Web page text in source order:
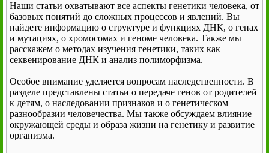
Наши статьи охватывают все аспекты генетики человека, от
базовых понятий до сложных процессов и явлений. Вы
найдете информацию о структуре и функциях ДНК, о генах
и мутациях, о хромосомах и геноме человека. Также мы
расскажем о методах изучения генетики, таких как
секвенирование ДНК и анализ полиморфизма.
Особое внимание уделяется вопросам наследственности. В
разделе представлены статьи о передаче генов от родителей
к детям, о наследовании признаков и о генетическом
разнообразии человечества. Мы также обсуждаем влияние
окружающей среды и образа жизни на генетику и развитие
организма.